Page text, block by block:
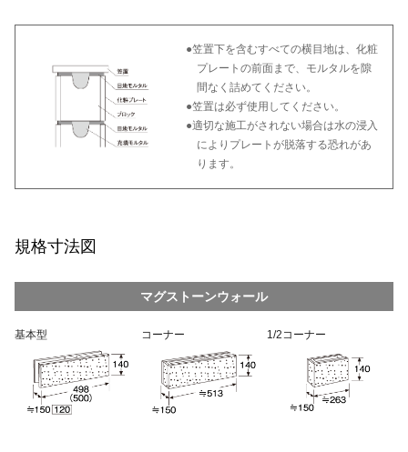
●笠置下を含むすべての横目地は、化粧
プレートの前面まで、モルタルを隙
間なく詰めてください。
●笠置は必ず使用してください。
●適切な施工がされない場合は水の浸入
によりプレートが脱落する恐れがあ
ります。
規格寸法図
マグストーンウォール
基本型 コーナー 1/2コーナー